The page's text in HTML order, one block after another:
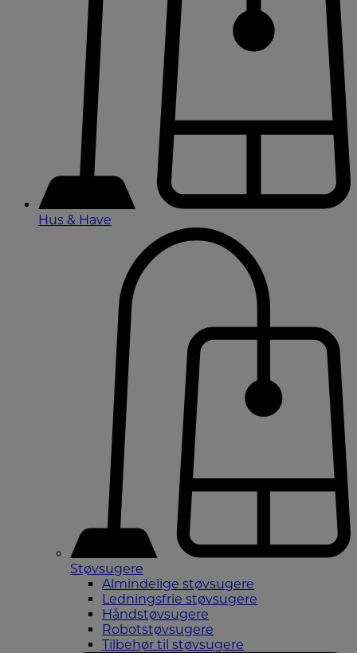
Hus & Have
Støvsugere
Almindelige støvsugere
Ledningsfrie støvsugere
Håndstøvsugere
Robotstøvsugere
Tilbehør til støvsugere